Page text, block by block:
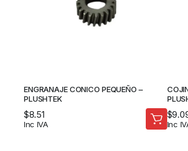
ENGRANAJE CONICO PEQUEÑO –
PLUSHTEK
$8.51
Inc IVA
$
Inc